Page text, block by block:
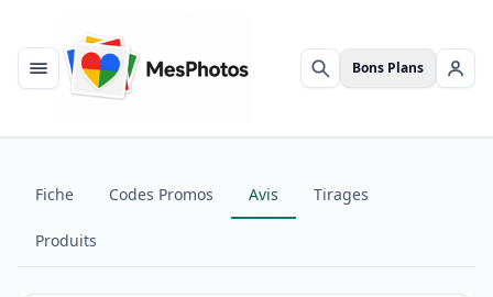
Menu Rechercher
Bons Plans Se
Fiche Codes Promos Avis Tirages
Produits